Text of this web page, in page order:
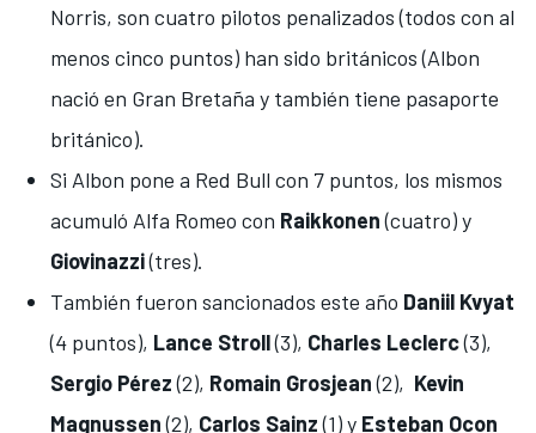
Norris, son cuatro pilotos penalizados (todos con al
menos cinco puntos) han sido británicos (Albon
nació en Gran Bretaña y también tiene pasaporte
británico).
Si Albon pone a Red Bull con 7 puntos, los mismos
acumuló Alfa Romeo con Raikkonen(cuatro) y
Giovinazzi(tres).
También fueron sancionados este año Daniil Kvyat
(4 puntos), Lance Stroll(3), Charles Leclerc(3),
Sergio Pérez(2), Romain Grosjean(2), Kevin
Magnussen(2), Carlos Sainz(1) y Esteban Ocon